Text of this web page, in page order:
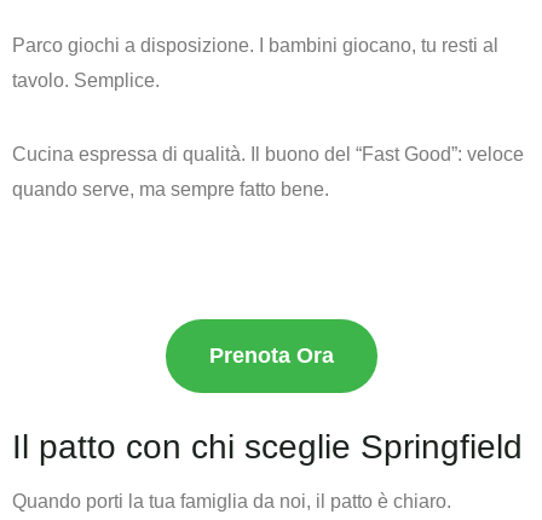
Parco giochi a disposizione. I bambini giocano, tu resti al
tavolo. Semplice.
Cucina espressa di qualità. Il buono del “Fast Good”: veloce
quando serve, ma sempre fatto bene.
Prenota Ora
Il patto con chi sceglie Springfield
Quando porti la tua famiglia da noi, il patto è chiaro.